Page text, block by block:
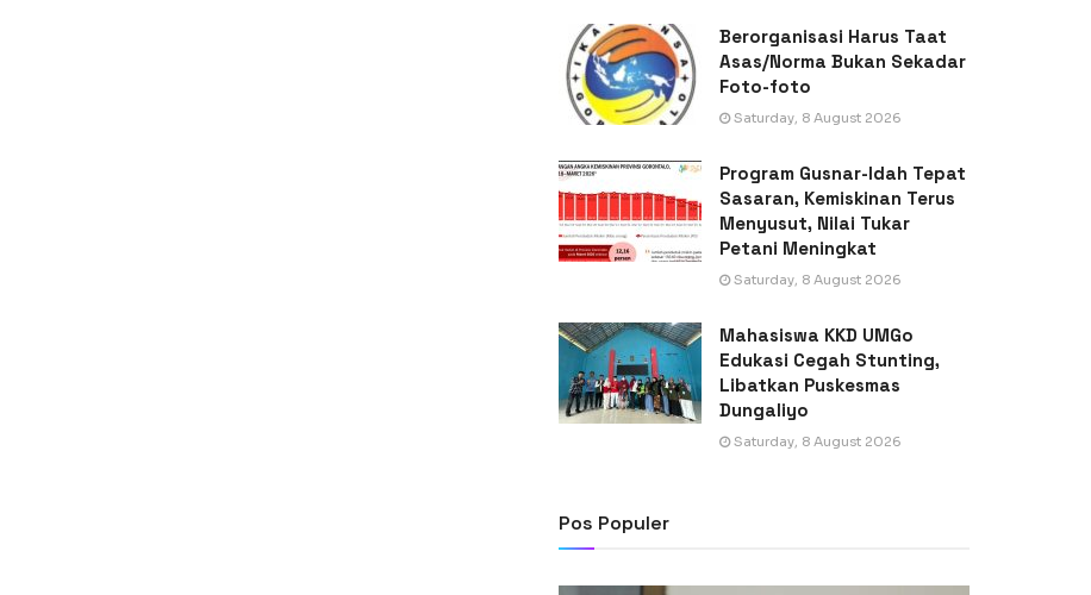
Berorganisasi Harus Taat
Asas/Norma Bukan Sekadar
Foto-foto
Saturday, 8 August 2026
Program Gusnar-Idah Tepat
Sasaran, Kemiskinan Terus
Menyusut, Nilai Tukar
Petani Meningkat
Saturday, 8 August 2026
Mahasiswa KKD UMGo
Edukasi Cegah Stunting,
Libatkan Puskesmas
Dungaliyo
Saturday, 8 August 2026
Pos Populer